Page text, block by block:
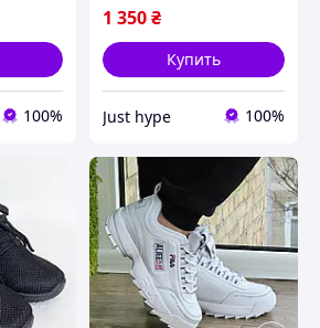
100%
1 350₴
Купить
Just hype 100%